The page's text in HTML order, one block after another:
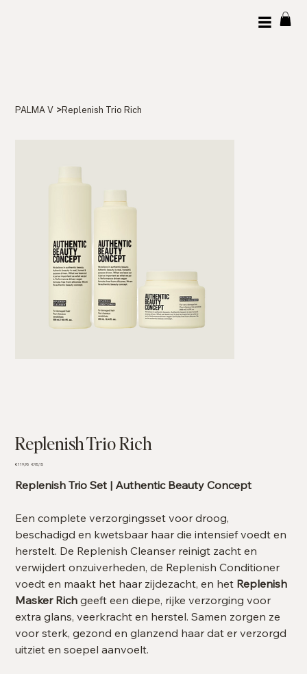
PALMA V >Replenish Trio Rich
Replenish Trio Rich
Originele
€ 119,95 Verkoopprijs
€ 95,15
Replenish Trio Set | Authentic Beauty Concept
Een complete verzorgingsset voor droog,
beschadigd en kwetsbaar haar die intensief voedt en
herstelt. De Replenish Cleanser reinigt zacht en
verwijdert onzuiverheden, de Replenish Conditioner
voedt en maakt het haar zijdezacht, en het Replenish
Masker Rich geeft een diepe, rijke verzorging voor
extra glans, veerkracht en herstel. Samen zorgen ze
voor sterk, gezond en glanzend haar dat er verzorgd
uitziet en soepel aanvoelt.